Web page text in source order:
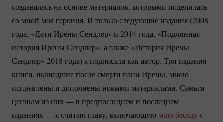
создавалась на основе материалов, которыми поделилась
со мной моя героиня. И только следующие издания (2008
года, «Дети Ирены Сендлер» и 2014 года, «Подлинная
история Ирены Сендлер», а также «История Ирены
Сендлер» 2018 года) я подписала как автор. Три издания
книги, вышедшие после смерти пани Ирены, мною
исправлены и дополнены новыми материалами. Самым
ценным из них — в предпоследнем и последнем
изданиях — я считаю главу, включающую мою беседу с